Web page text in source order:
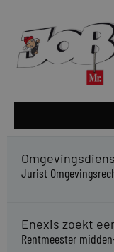
Jurist
Enexis zoekt
Rentmeester